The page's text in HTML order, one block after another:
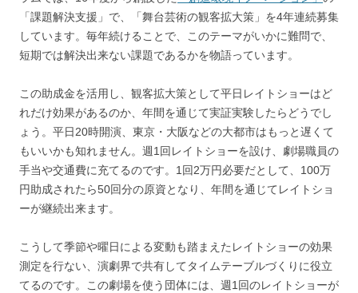
「課題解決支援」で、「舞台芸術の観客拡大策」を4年連続募集
しています。毎年続けることで、このテーマがいかに難問で、
短期では解決出来ない課題であるかを物語っています。
この助成金を活用し、観客拡大策として平日レイトショーはど
れだけ効果があるのか、年間を通じて実証実験したらどうでし
ょう。平日20時開演、東京・大阪などの大都市はもっと遅くて
もいいかも知れません。週1回レイトショーを設け、劇場職員の
手当や交通費に充てるのです。1回2万円必要だとして、100万
円助成されたら50回分の原資となり、年間を通じてレイトショ
ーが継続出来ます。
こうして季節や曜日による変動も踏まえたレイトショーの効果
測定を行ない、演劇界で共有してタイムテーブルづくりに役立
てるのです。この劇場を使う団体には、週1回のレイトショーが